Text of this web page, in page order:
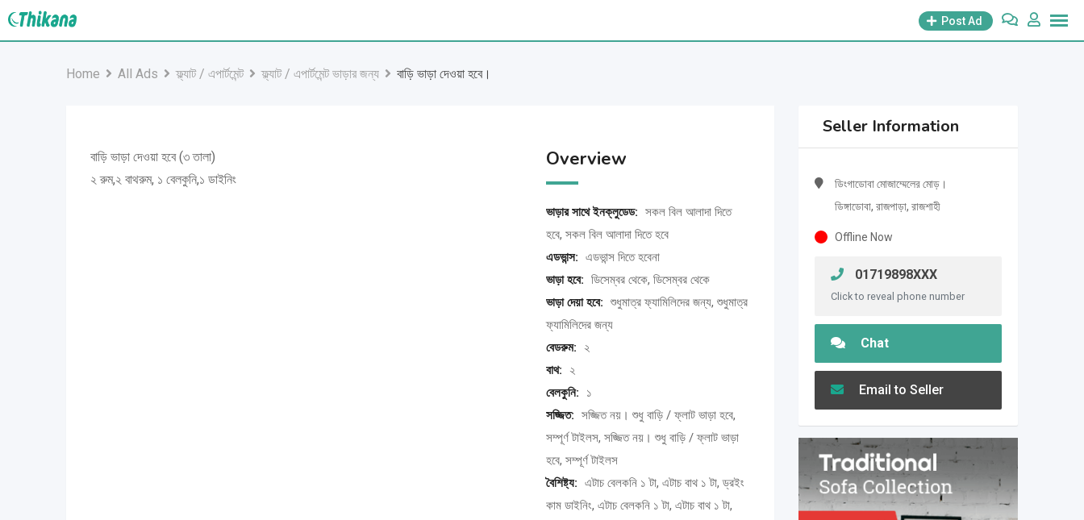
Skip
Post Ad
Home All Ads ফ্ল্যাট / এপার্টমেন্ট ফ্ল্যাট / এপার্টমেন্ট ভাড়ার জন্য বাড়ি ভাড়া দেওয়া হবে।
বাড়ি ভাড়া দেওয়া হবে (৩ তালা)
২ রুম,২ বাথরুম, ১ বেলকুনি,১ ডাইনিং
Overview
ভাড়ার সাথে ইনক্লুডেড: সকল বিল আলাদা দিতে
হবে, সকল বিল আলাদা দিতে হবে
এডভান্স: এডভান্স দিতে হবেনা
ভাড়া হবে: ডিসেম্বর থেকে, ডিসেম্বর থেকে
ভাড়া দেয়া হবে: শুধুমাত্র ফ্যামিলিদের জন্য, শুধুমাত্র
ফ্যামিলিদের জন্য
বেডরুম:
২
বাথ:
২
বেলকুনি:
১
সজ্জিত: সজ্জিত নয়। শুধু বাড়ি / ফ্লাট ভাড়া হবে,
সম্পূর্ণ টাইলস, সজ্জিত নয়। শুধু বাড়ি / ফ্লাট ভাড়া
হবে, সম্পূর্ণ টাইলস
বৈশিষ্ট্য: এটাচ বেলকনি ১ টা, এটাচ বাথ ১ টা, ড্রইং
কাম ডাইনিং, এটাচ বেলকনি ১ টা, এটাচ বাথ ১ টা,
Seller Information
ডিংগাডোবা মোজাম্মেলের মোড়।
ডিঙ্গাডোবা, রাজপাড়া, রাজশাহী
Offline Now
01719898XXX
Click to reveal phone number
Chat
Email to Seller